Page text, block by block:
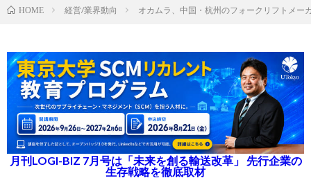
HOME 経営/業界動向 オカムラ、中国・杭州のフォークリフトメー
月刊LOGI-BIZ 7月号は「未来を創る輸送改革」 先行企業の
生存戦略を徹底取材